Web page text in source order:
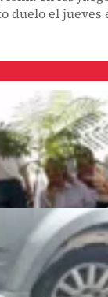
duelo el jueves